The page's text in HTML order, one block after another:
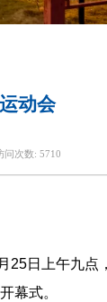
动会
问次数: 5710
25日上午九
幕式。